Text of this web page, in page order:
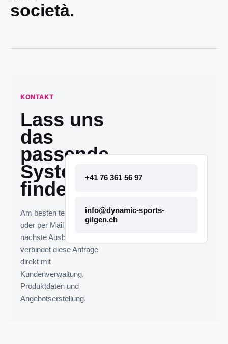
società.
KONTAKT
Lass uns
das
passende
System
finden.
Am besten telefonisch
oder per Mail melden. Die
nächste Ausbaustufe
verbindet diese Anfrage
direkt mit
Kundenverwaltung,
Produktdaten und
Angebotserstellung.
+41 76 361 56 97
info@dynamic-sports-
gilgen.ch